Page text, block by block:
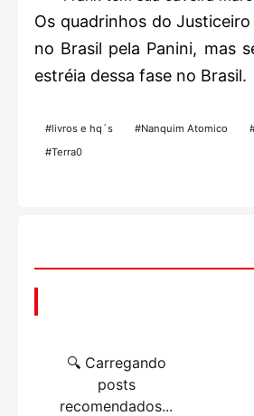
Os quadrinhos do
no Brasil pela Panini, mas
estréia dessa fase no Brasil.
#livros e hq´s #Nanquim Atomico
#Terra0
🔍 Carregando
posts
recomendados...